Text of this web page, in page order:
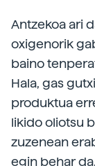
Antzekoa ari
oxigenorik
baino
Hala, gas
produktua
likido oliotsu
zuzenean
egin behar